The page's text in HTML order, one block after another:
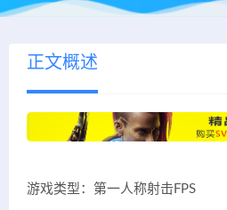
正文概述
游戏类型：第一人称射击FPS